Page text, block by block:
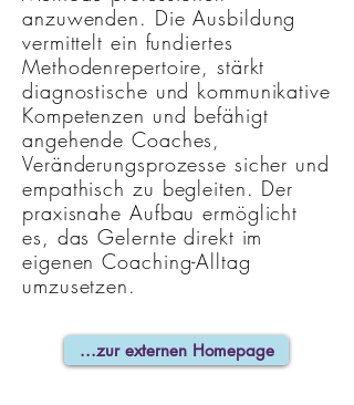
anzuwenden. Die Ausbildung
vermittelt ein fundiertes
Methodenrepertoire, stärkt
diagnostische und kommunikative
Kompetenzen und befähigt
angehende Coaches,
Veränderungsprozesse sicher und
empathisch zu begleiten. Der
praxisnahe Aufbau ermöglicht
es, das Gelernte direkt im
eigenen Coaching-Alltag
umzusetzen.
...zur externen Homepage